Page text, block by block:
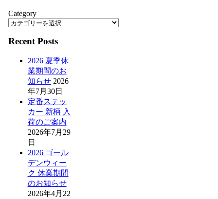
Category
Recent Posts
2026 夏季休
業期間のお
知らせ 2026
年7月30日
定番ステッ
カー 新柄 入
荷のご案内
2026年7月29
日
2026 ゴール
デンウィー
ク 休業期間
のお知らせ
2026年4月22